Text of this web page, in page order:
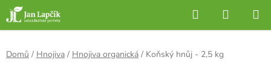
Přejít
na
obsah
Hledat
KOŠÍK
Domů / Hnojiva / Hnojiva organická / Koňský hnůj - 2,5 kg